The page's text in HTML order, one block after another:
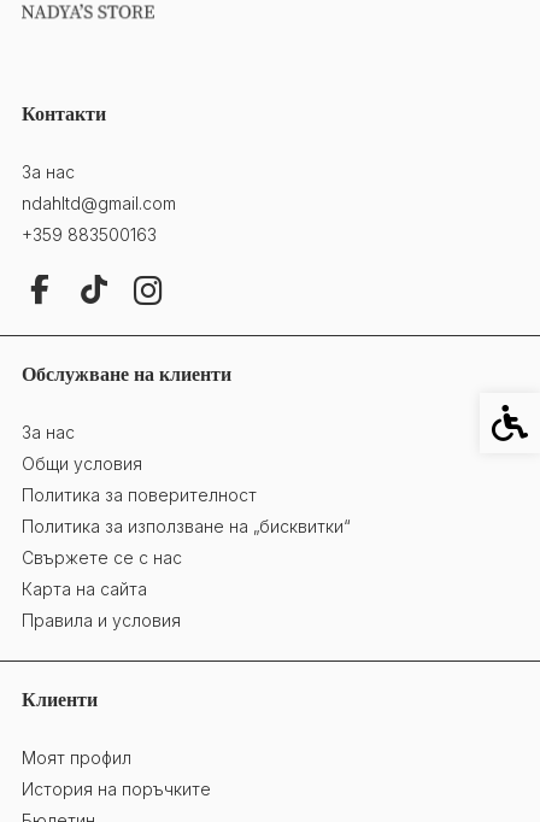
Контакти
За нас
ndahltd@gmail.com
+359 883500163
Обслужване на клиенти
За нас
Общи условия
Политика за поверителност
Политика за използване на „бисквитки“
Свържете се с нас
Карта на сайта
Правила и условия
Клиенти
Моят профил
История на поръчките